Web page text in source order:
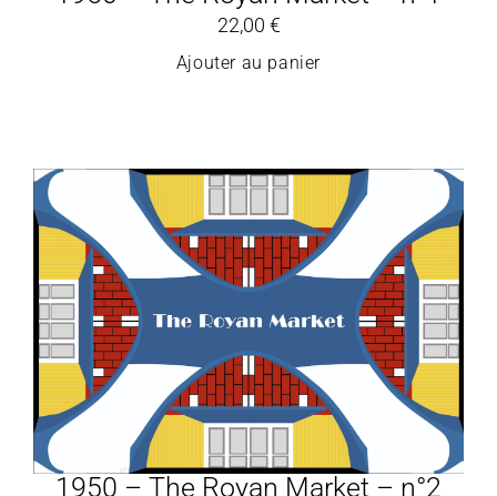
22,00 €
Ajouter au panier
1950 – The Royan Market – n°2